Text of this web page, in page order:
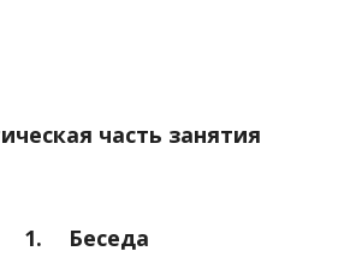
часть занятия
1. Беседа